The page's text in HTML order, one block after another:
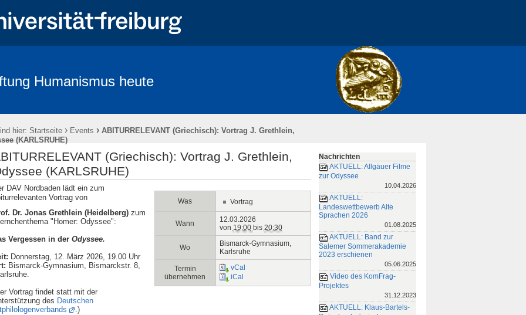
Humanismus heute
hier: Startseite › Events › ABITURRELEVANT (Griechisch): Vortrag J. Grethlein,
(KARLSRUHE)
(Griechisch): Vortrag J. Grethlein,
(KARLSRUHE)
Was Vortrag
Wann
12.03.2026
von 19:00 bis 20:30
Wo
Bismarck-Gymnasium,
Karlsruhe
Termin
übernehmen
vCal
iCal
DAV Nordbaden lädt ein zum
Vortrag von
Dr. Jonas Grethlein (Heidelberg) zum
"Homer: Odyssee":
Vergessen in der Odyssee.
Donnerstag, 12. März 2026, 19.00 Uhr
Bismarck-Gymnasium, Bismarckstr. 8,
Vortrag findet statt mit der
des Deutschen
.)
Nachrichten
AKTUELL: Allgäuer Filme
zur Odyssee
10.04.2026
AKTUELL:
Landeswettbewerb Alte
Sprachen 2026
01.08.2025
AKTUELL: Band zur
Salemer Sommerakademie
2023 erschienen
05.06.2025
Video des KomFrag-
Projektes
31.12.2023
AKTUELL: Klaus-Bartels-